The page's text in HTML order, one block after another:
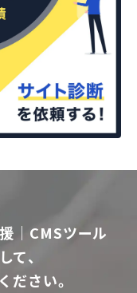
｜CMSツール
て、
ださい。